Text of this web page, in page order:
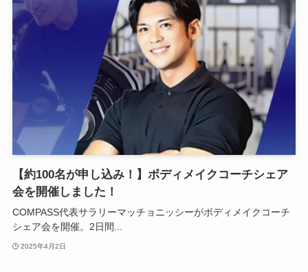
【約100名が申し込み！】ボディメイクコーチシェア
会を開催しました！
COMPASS代表サラリーマッチョニッシーがボディメイクコーチ
シェア会を開催。2日間...
2025年4月2日